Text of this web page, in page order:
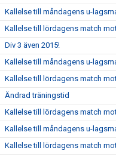
Kallelse till måndagens u-
Kallelse till lördagens match
Div 3 även 2015!
Kallelse till måndagens u-
Kallelse till lördagens match
Ändrad träningstid
Kallelse till lördagens match
Kallelse till måndagens u-
Kallelse till lördagens match